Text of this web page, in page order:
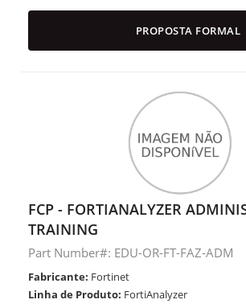
PROPOSTA FORMAL
FCP - FORTIANALYZER
TRAINING
Part Number#: EDU-OR-FT-FAZ-ADM
Fabricante: Fortinet
Linha de Produto: FortiAnalyzer